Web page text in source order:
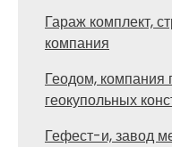
Гараж комплект,
компания
Геодом, компания
геокупольных
Гефест-и, завод